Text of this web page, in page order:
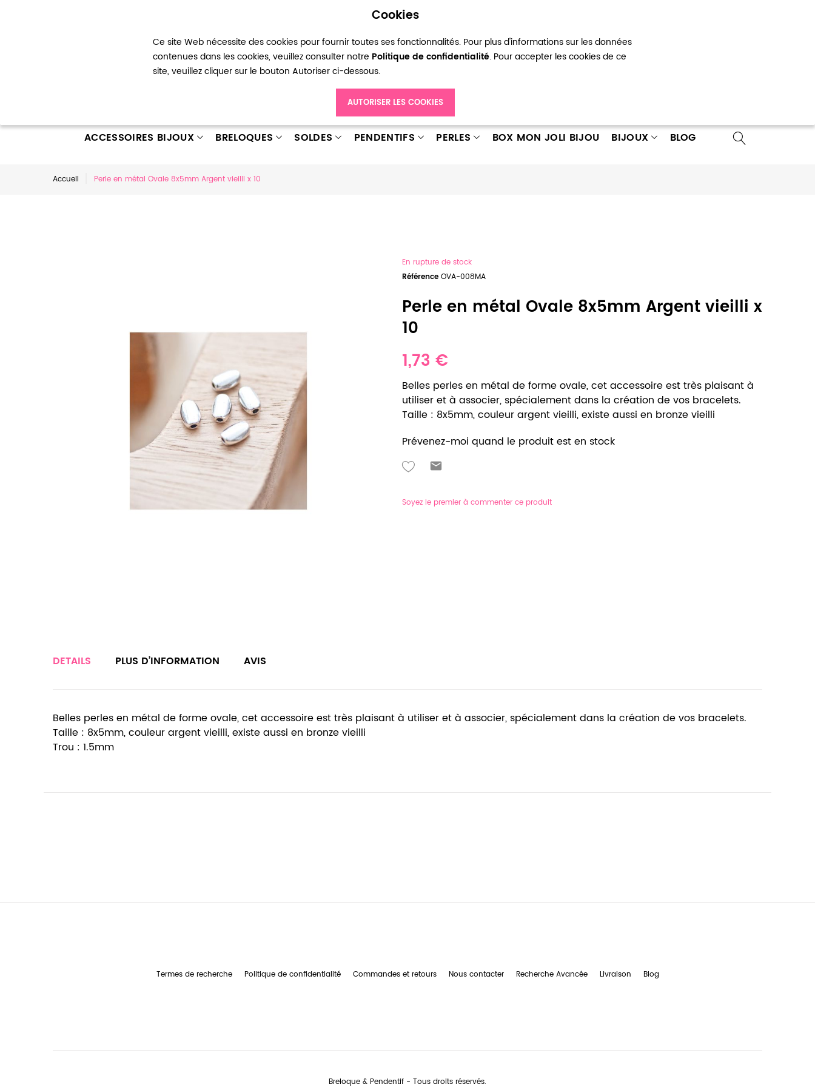
Cookies
Ce site Web nécessite des cookies pour fournir toutes ses fonctionnalités. Pour plus d'informations sur les données
contenues dans les cookies, veuillez consulter notre Politique de confidentialité. Pour accepter les cookies de ce
site, veuillez cliquer sur le bouton Autoriser ci-dessous.
AUTORISER LES COOKIES
Mon compte Ma liste d’envies Connexion Créer un compte
ACCESSOIRES BIJOUX BRELOQUES SOLDES PENDENTIFS PERLES BOX MON JOLI BIJOU BIJOUX BLOG
Accueil Perle en métal Ovale 8x5mm Argent vieilli x 10
En rupture de stock
Référence OVA-008MA
Perle en métal Ovale 8x5mm Argent vieilli x
10
1,73 €
Belles perles en métal de forme ovale, cet accessoire est très plaisant à
utiliser et à associer, spécialement dans la création de vos bracelets.
Taille : 8x5mm, couleur argent vieilli, existe aussi en bronze vieilli
Prévenez-moi quand le produit est en stock
Soyez le premier à commenter ce produit
DETAILS
Belles perles en métal de forme ovale, cet accessoire est très plaisant à utiliser et à associer, spécialement dans la création de vos bracelets.
Taille : 8x5mm, couleur argent vieilli, existe aussi en bronze vieilli
Trou : 1.5mm
PLUS D’INFORMATION AVIS
Termes de recherche Politique de confidentialité Commandes et retours Nous contacter Recherche Avancée Livraison Blog
Breloque & Pendentif - Tous droits réservés.